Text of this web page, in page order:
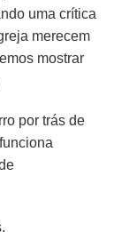
uma crítica
merecem
mostrar
por trás de